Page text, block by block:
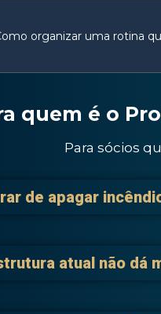
organizar uma rotina
quem é o
Para sócios
de apagar
atual não dá